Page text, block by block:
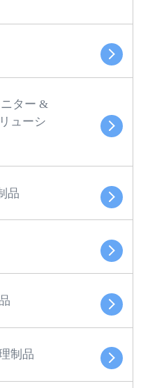
ター &
ューシ
品
制品